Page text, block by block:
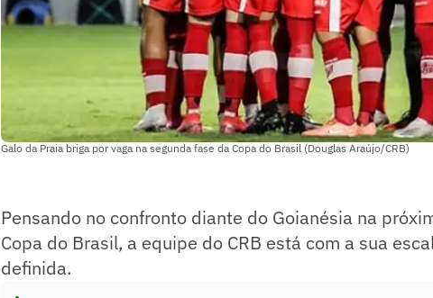
Galo da Praia briga por vaga na segunda fase da Copa do Brasil (Douglas Araújo/CRB)
Pensando no confronto diante do Goianésia na
Copa do Brasil, a equipe do CRB está com a sua
definida.